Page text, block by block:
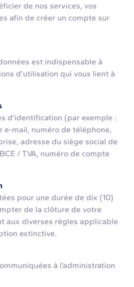
de nos services, vos
afin de créer un compte sur
est indispensable à
d’utilisation qui vous lient à
d’identification (par exemple :
e-mail, numéro de téléphone,
adresse du siège social de
/ TVA, numéro de compte
pour une durée de dix (10)
de la clôture de votre
aux diverses règles applicable
extinctive.
à l’administration